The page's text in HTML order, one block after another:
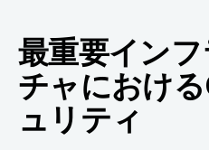
最重要イン
チャにおけ
ュリティ